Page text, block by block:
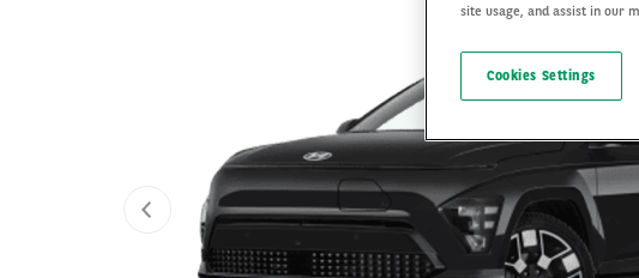
site usage, and assist in our
Cookies Settings